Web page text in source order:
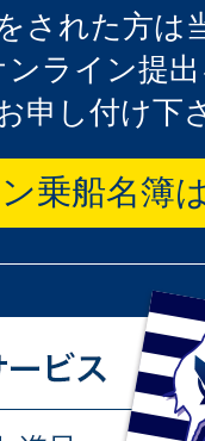
された方は
ンライン提
申し付け下
乗船名簿